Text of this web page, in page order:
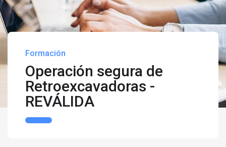
Formación
Operación segura de
Retroexcavadoras -
REVÁLIDA